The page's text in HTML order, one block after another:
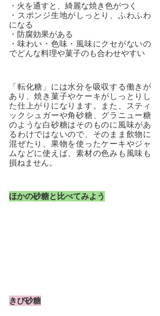
・火を通すと、綺麗な焼き色がつく
・スポンジ生地がしっとり、ふわふわ
になる
・防腐効果がある
・味わい・色味・風味にクセがないの
でどんな料理や菓子のも合わせやすい
「転化糖」には水分を吸収する働きが
あり、焼き菓子やケーキがしっとりし
た仕上がりになります。また、スティ
ックシュガーや角砂糖、グラニュー糖
のような白砂糖はそのものに風味があ
るわけではないので、そのまま飲物に
混ぜたり、果物を使ったケーキやジャ
ムなどに使えば、素材の色みも風味も
損ねません。
ほかの砂糖と比べてみよう
きび砂糖